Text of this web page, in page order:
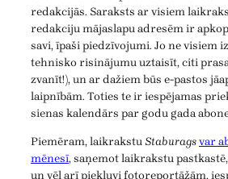
redakcijās. Saraksts ar visiem
redakciju mājaslapu adresēm ir
savi, īpaši piedzīvojumi. Jo ne visiem
tehnisko risinājumu uztaisīt, citi
zvanīt!), un ar dažiem būs e-pastos
laipnībām. Toties te ir iespējamas
sienas kalendārs par godu gada
Piemēram, laikrakstuStaburagsvar
mēnesī, saņemot laikrakstu
un vēl arī piekļuvi fotoreportāžām,